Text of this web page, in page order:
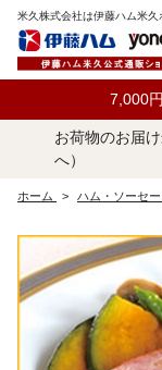
米久株式会社は伊藤ハム米
7,000
お荷物のお届
へ）
ホーム > ハム・ソーセー